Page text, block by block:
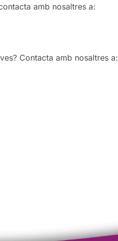
amb nosaltres a:
Contacta amb nosaltres a: